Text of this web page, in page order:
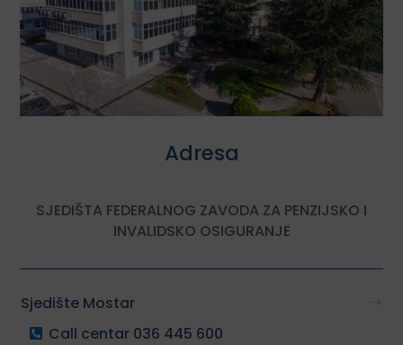
Adresa
SJEDIŠTA FEDERALNOG ZAVODA ZA PENZIJSKO I
INVALIDSKO OSIGURANJE
Sjedište Mostar
Call centar 036 445 600